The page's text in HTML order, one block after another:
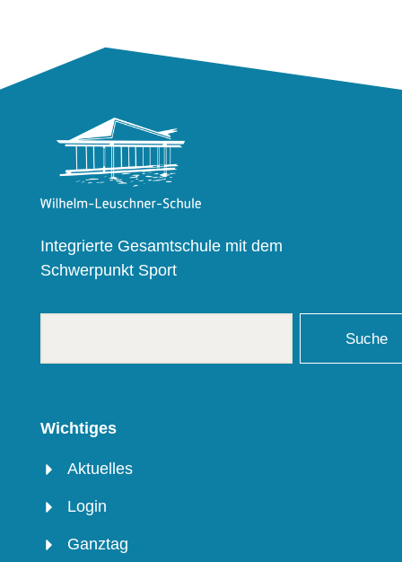
Integrierte Gesamtschule mit dem
Schwerpunkt Sport
Suche
Wichtiges
Aktuelles
Login
Ganztag